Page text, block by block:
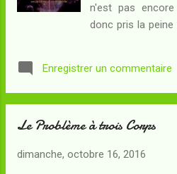
J'ignore tout à
que le traducteur
choisi, dans le
n'est pas
donc pris la peine
trisolarienne
solaire. Il lui
au terme
que la leur. Dans
Enregistrer un commentaire
Le Problème à trois Corps
dimanche, octobre 16, 2016